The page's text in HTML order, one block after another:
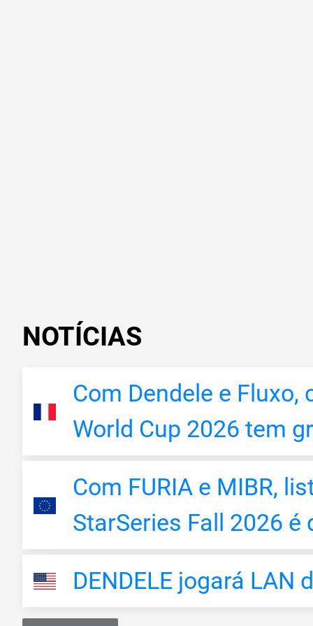
NOTÍCIAS
Com Dendele e
World Cup 2026 tem
Com FURIA e MIBR,
StarSeries Fall 2026 é
DENDELE jogará LAN